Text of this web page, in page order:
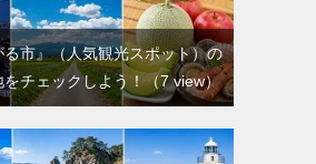
市』（人気観光スポット）の
チェックしよう！（7 view）